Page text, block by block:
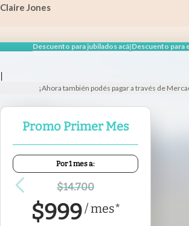
Descuento para jubilados acá|Descuento para
|
¡Ahora también podés pagar a través de
Promo Primer Mes
Por 1 mes a:
$14.700
$999/mes*
Claire Jones